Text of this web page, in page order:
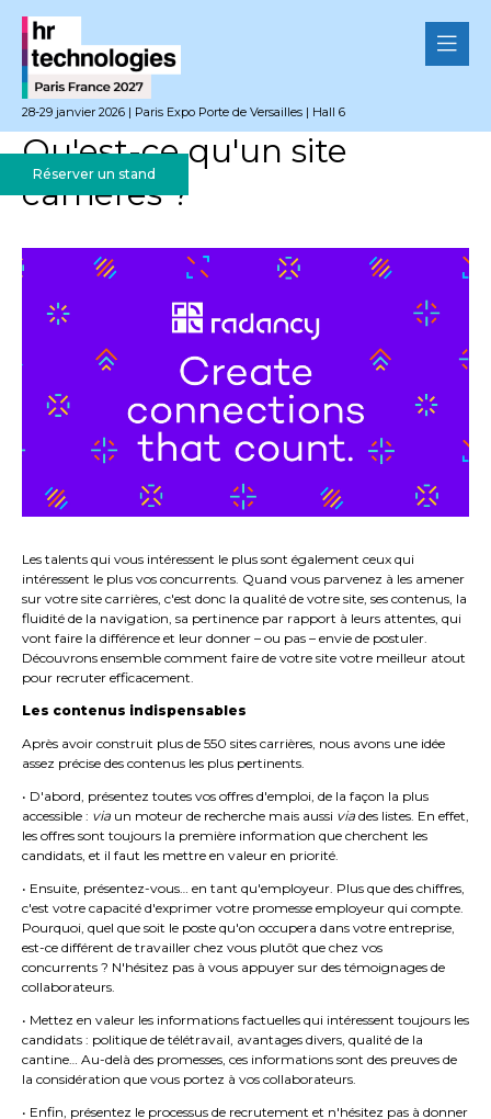
28-29 janvier 2026 | Paris Expo Porte de Versailles | Hall 6
Réserver un stand
Qu'est-ce qu'un site
carrières ?
Les talents qui vous intéressent le plus sont également ceux qui
intéressent le plus vos concurrents. Quand vous parvenez à les amener
sur votre site carrières, c'est donc la qualité de votre site, ses contenus, la
fluidité de la navigation, sa pertinence par rapport à leurs attentes, qui
vont faire la différence et leur donner – ou pas – envie de postuler.
Découvrons ensemble comment faire de votre site votre meilleur atout
pour recruter efficacement.
Les contenus indispensables
Après avoir construit plus de 550 sites carrières, nous avons une idée
assez précise des contenus les plus pertinents.
• D'abord, présentez toutes vos offres d'emploi, de la façon la plus
accessible : via un moteur de recherche mais aussi via des listes. En effet,
les offres sont toujours la première information que cherchent les
candidats, et il faut les mettre en valeur en priorité.
• Ensuite, présentez-vous… en tant qu'employeur. Plus que des chiffres,
c'est votre capacité d'exprimer votre promesse employeur qui compte.
Pourquoi, quel que soit le poste qu'on occupera dans votre entreprise,
est-ce différent de travailler chez vous plutôt que chez vos
concurrents ? N'hésitez pas à vous appuyer sur des témoignages de
collaborateurs.
• Mettez en valeur les informations factuelles qui intéressent toujours les
candidats : politique de télétravail, avantages divers, qualité de la
cantine… Au-delà des promesses, ces informations sont des preuves de
la considération que vous portez à vos collaborateurs.
• Enfin, présentez le processus de recrutement et n'hésitez pas à donner